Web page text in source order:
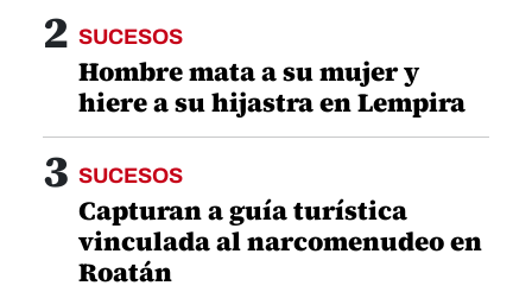
2 SUCESOS
Hombre mata a su mujer y
hiere a su hijastra en Lempira
3 SUCESOS
Capturan a guía turística
vinculada al narcomenudeo en
Roatán